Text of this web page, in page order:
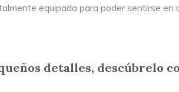
equipada para poder sentirse
detalles, descúbrelo